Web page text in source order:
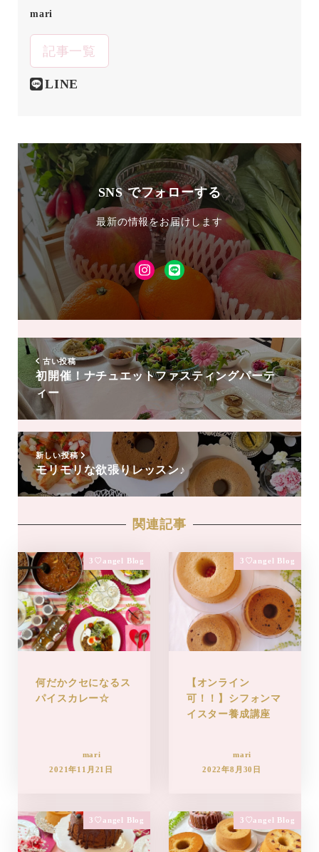
mari
記事一覧
LINE
SNS でフォローする
最新の情報をお届けします
Instagram
LINE
達
追
加
古い投稿
初開催！ナチュエットファスティングパーテ
ィー
新しい投稿
モリモリな欲張りレッスン♪
関連記事
3♡angel Blog
何だかクセになるス
パイスカレー☆
mari
2021年11月21日
3♡angel Blog
【オンライン
可！！】シフォンマ
イスター養成講座
mari
2022年8月30日
3♡angel Blog 3♡angel Blog